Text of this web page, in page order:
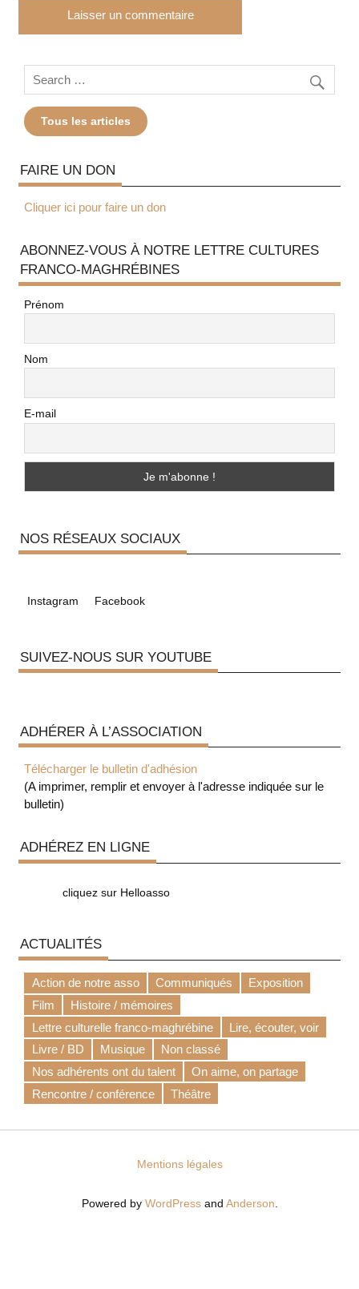
Tous les articles
FAIRE UN DON
Cliquer ici pour faire un don
ABONNEZ-VOUS À NOTRE LETTRE CULTURES
FRANCO-MAGHRÉBINES
Prénom
Nom
E-mail
NOS RÉSEAUX SOCIAUX
Instagram Facebook
SUIVEZ-NOUS SUR YOUTUBE
ADHÉRER À L’ASSOCIATION
Télécharger le bulletin d'adhésion
(A imprimer, remplir et envoyer à l'adresse indiquée sur le
bulletin)
ADHÉREZ EN LIGNE
cliquez sur Helloasso
ACTUALITÉS
Action de notre asso Communiqués
Exposition
Film
Histoire / mémoires
Lettre culturelle franco-maghrébine
Lire, écouter, voir
Livre / BD
Musique
Non classé
Nos adhérents ont du talent
On aime, on partage
Rencontre / conférence
Théâtre
Mentions légales
Powered by WordPressand Anderson.